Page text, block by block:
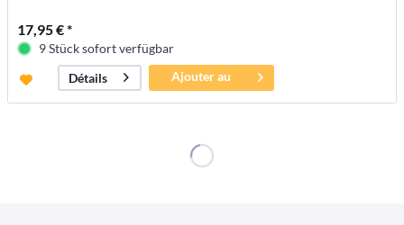
17,95 € *
9 Stück sofort verfügbar
Détails
Ajouter au
panier